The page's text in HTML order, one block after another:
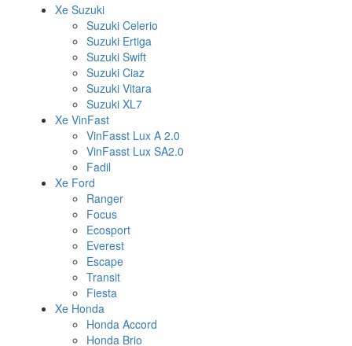
Xe Suzuki
Suzuki Celerio
Suzuki Ertiga
Suzuki Swift
Suzuki Ciaz
Suzuki Vitara
Suzuki XL7
Xe VinFast
VinFasst Lux A 2.0
VinFasst Lux SA2.0
Fadil
Xe Ford
Ranger
Focus
Ecosport
Everest
Escape
Transit
Fiesta
Xe Honda
Honda Accord
Honda Brio